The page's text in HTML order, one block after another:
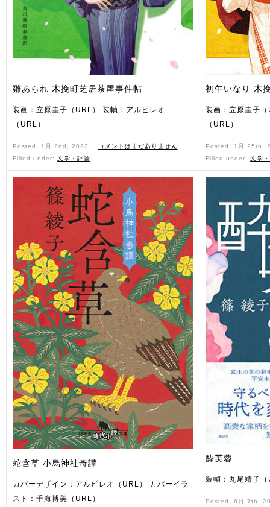
雛あられ 木挽町芝居茶屋事件帖
装画：立原圭子（URL） 装幀：アルビレオ
（URL）
Posted: 1月 2nd, 2023 ˑ
コメントはまだありません
Filled under: 文学・評論
蛇含草 小烏神社奇譚
カバーデザイン：アルビレオ（URL） カバーイラ
スト：千海博美（URL）
初午いなり 木
装画：立原圭子
（URL）
Posted: 1月 25th,
Filled under: 文学
酔芙蓉
装幀：丸尾靖子
Posted: 6月 7th,